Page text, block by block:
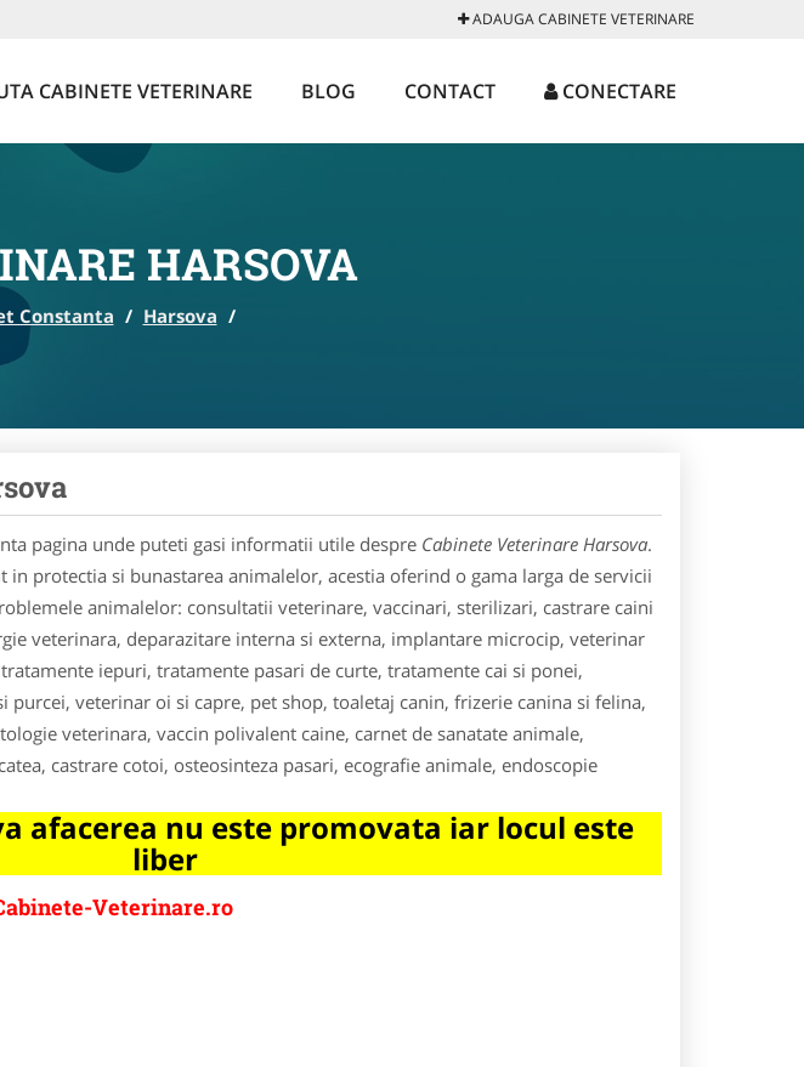
ADAUGA CABINETE VETERINARE
CABINETE VETERINARE BLOG CONTACT CONECTARE
HARSOVA
Constanta / Harsova /
pagina unde puteti gasi informatii utile despre Cabinete Veterinare Harsova.
protectia si bunastarea animalelor, acestia oferind o gama larga de servicii
animalelor: consultatii veterinare, vaccinari, sterilizari, castrare caini
veterinara, deparazitare interna si externa, implantare microcip, veterinar
iepuri, tratamente pasari de curte, tratamente cai si ponei,
veterinar oi si capre, pet shop, toaletaj canin, frizerie canina si felina,
veterinara, vaccin polivalent caine, carnet de sanatate animale,
castrare cotoi, osteosinteza pasari, ecografie animale, endoscopie
afacerea nu este promovata iar locul este
liber
Veterinare.ro